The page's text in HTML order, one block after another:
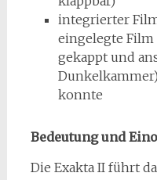
integrierter
eingelegte
gekappt und
konnte
Bedeutung und
Die Exakta II führt